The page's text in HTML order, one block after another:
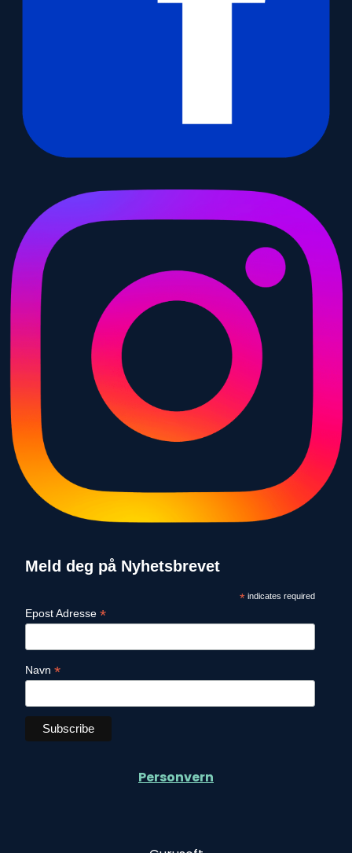
Meld deg på Nyhetsbrevet
*indicates required
Epost Adresse *
Navn *
Personvern